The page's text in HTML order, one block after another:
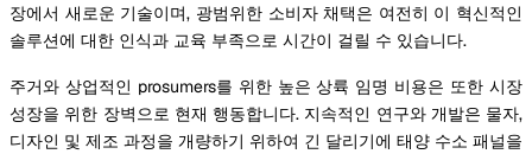
장에서 새로운 기술이며, 광범위한 소비자 채택은 여전히 이 혁신적인
솔루션에 대한 인식과 교육 부족으로 시간이 걸릴 수 있습니다.
주거와 상업적인 prosumers를 위한 높은 상륙 임명 비용은 또한 시장
성장을 위한 장벽으로 현재 행동합니다. 지속적인 연구와 개발은 물자,
디자인 및 제조 과정을 개량하기 위하여 긴 달리기에 태양 수소 패널을